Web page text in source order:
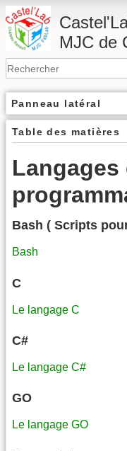
MJC de
Panneau latéral
Table des matières
Langages
Bash ( Scripts
Bash
C
Le langage C
C#
Le langage C#
GO
Le langage GO